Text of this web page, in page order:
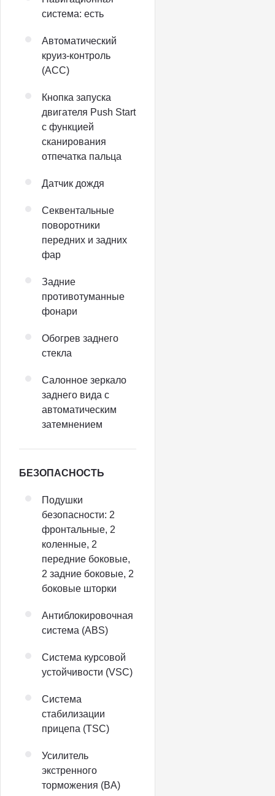
система: есть
Автоматический
круиз-контроль
(ACC)
Кнопка запуска
двигателя Push Start
с функцией
сканирования
отпечатка пальца
Датчик дождя
Секвентальные
поворотники
передних и задних
фар
Задние
противотуманные
фонари
Обогрев заднего
стекла
Салонное зеркало
заднего вида с
автоматическим
затемнением
БЕЗОПАСНОСТЬ
Подушки
безопасности: 2
фронтальные, 2
коленные, 2
передние боковые,
2 задние боковые, 2
боковые шторки
Антиблокировочная
система (ABS)
Система курсовой
устойчивости (VSC)
Система
стабилизации
прицепа (TSC)
Усилитель
экстренного
торможения (BA)